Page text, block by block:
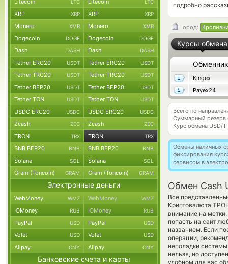
подробно
Город:
Курсы обмена
Обменник
Kingex
Payex24
Всего по
Суммарный резерв
Курс обмена USD/
Обмены наличных
фиксирования
сервисом в
Обмен Cash
Все
Криптовалюта
внимание на
попасть на сайт
названием. Если
операции,
неполадки
нельзя, но
удобном для вас
Litecoin LTC Litecoin LTC
XRP XRP XRP XRP
Monero XMR Monero XMR
Dogecoin DOGE Dogecoin DOGE
Dash DASH Dash DASH
Tether ERC20 USDT Tether ERC20 USDT
Tether TRC20 USDT Tether TRC20 USDT
Tether BEP20 USDT Tether BEP20 USDT
Tether TON USDT Tether TON USDT
USDC ERC20 USDC USDC ERC20 USDC
Zcash ZEC Zcash ZEC
TRON TRX TRON TRX
BNB BEP20 BNB BNB BEP20 BNB
Solana SOL Solana SOL
Gram (Toncoin) GRAM Gram (Toncoin) GRAM
Электронные деньги
WebMoney WMZ WebMoney WMZ
ЮMoney RUB ЮMoney RUB
PayPal USD PayPal USD
Volet USD Volet USD
Alipay CNY Alipay CNY
Банковские счета и карты